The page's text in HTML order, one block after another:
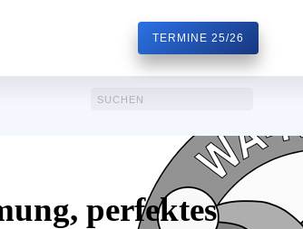
TERMINE 25/26
perfektes